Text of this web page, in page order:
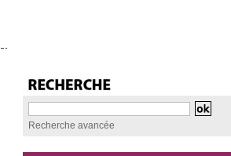
Recherche avancée